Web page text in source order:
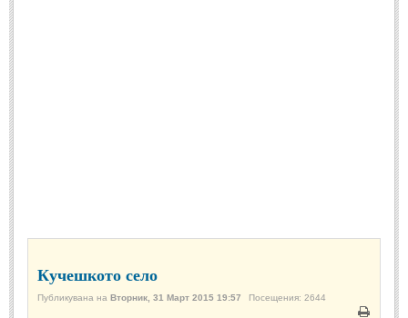
Кучешкото село
Публикувана на Вторник, 31 Март 2015 19:57 Посещения: 2644